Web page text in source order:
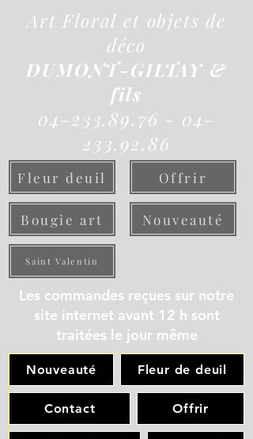
Art Floral et objets de
déco
DUMONT-GILTAY &
fils
04-233.89.76 - 04-
233.92.86
Fleur deuil Offrir
Bougie art Nouveauté
Saint Valentin
Les commandes reçues sur notre
site internet avant 12 h sont
traitées le jour même
Nouveauté Fleur de deuil
Contact Offrir